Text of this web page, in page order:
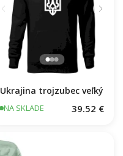
Ukrajina trojzubec veľký
NA SKLADE